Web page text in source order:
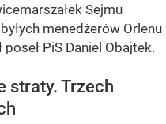
Sejmu
menedżerów Orlenu
PiS Daniel Obajtek.
straty. Trzech